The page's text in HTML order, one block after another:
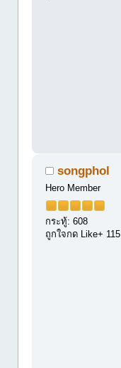
songphol
Hero Member
กระทู้: 608
ถูกใจกด Like+ 115